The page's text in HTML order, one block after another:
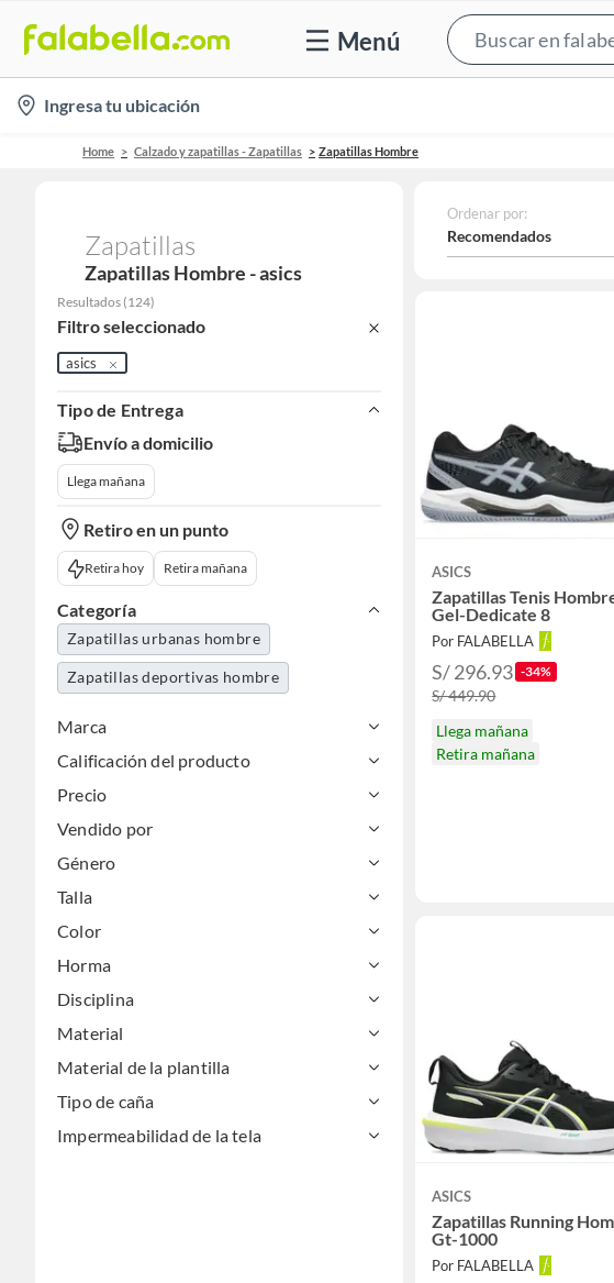
Menú
location-
icon
Ingresa tu ubicación
Home Calzado y zapatillas - Zapatillas Zapatillas Hombre
Zapatillas
Zapatillas Hombre - asics
Resultados (124)
Filtro seleccionado
asics
Tipo de Entrega
Envío a domicilio
Llega mañana
Retiro en un punto
Retira hoy Retira mañana
Categoría
Zapatillas urbanas hombre
Zapatillas deportivas hombre
Marca
Calificación del producto
Precio
Vendido por
Género
Talla
Color
Horma
Disciplina
Material
Material de la plantilla
Tipo de caña
Impermeabilidad de la tela
Ordenar por:
Recomendados
ASICS
Zapatillas Tenis
Gel-Dedicate 8
Por FALABELLA
S/ 296.93 -34%
S/ 449.90
Llega mañana
Retira mañana
ASICS
Zapatillas Running
Gt-1000
Por FALABELLA